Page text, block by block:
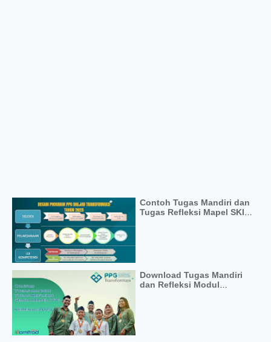
Contoh Tugas Mandiri dan
Tugas Refleksi Mapel SKI
Download Tugas Mandiri
dan Refleksi Modul